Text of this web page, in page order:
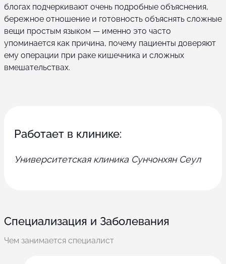
блогах подчеркивают очень подробные объяснения,
бережное отношение и готовность объяснять сложные
вещи простым языком — именно это часто
упоминается как причина, почему пациенты доверяют
ему операции при раке кишечника и сложных
вмешательствах.
Работает в клинике:
Университетская клиника Сунчонхян Сеул
Специализация и Заболевания
Чем занимается специалист